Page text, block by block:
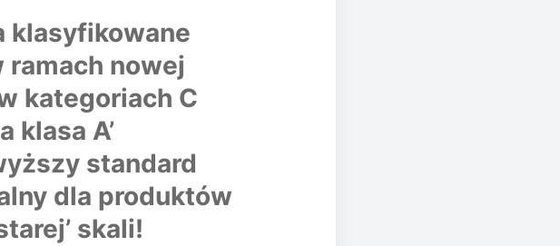
klasyfikowane
nowej
kategoriach C
klasa A’
standard
dla produktów
skali!